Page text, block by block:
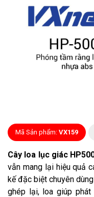
Mã Sản phẩm: VX159
Cây loa lục giác
vẫn mang lại hiệu quả
kế đặc biệt chuyên
ghép lại, loa giúp